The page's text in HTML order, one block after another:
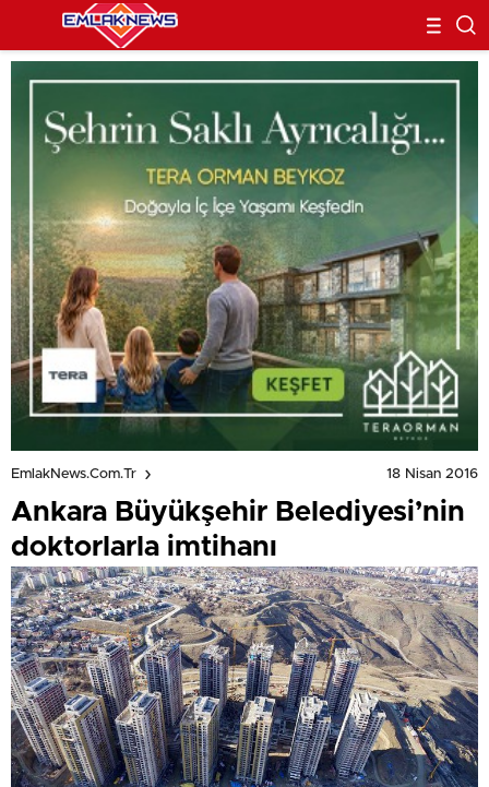
EmlakNews.com.tr 18 Nisan 2016
Ankara Büyükşehir Belediyesi’nin
doktorlarla imtihanı